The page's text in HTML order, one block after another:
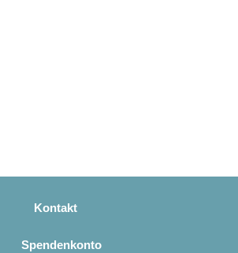
Kontakt
Spendenkonto